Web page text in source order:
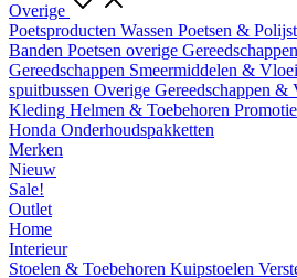
Overige
Poetsproducten Wassen Poetsen &
Banden Poetsen overige
Gereedschappen Smeermiddelen &
spuitbussen Overige Gereedschappen &
Kleding Helmen & Toebehoren
Honda Onderhoudspakketten
Merken
Nieuw
Sale!
Outlet
Home
Interieur
Stoelen & Toebehoren Kuipstoelen